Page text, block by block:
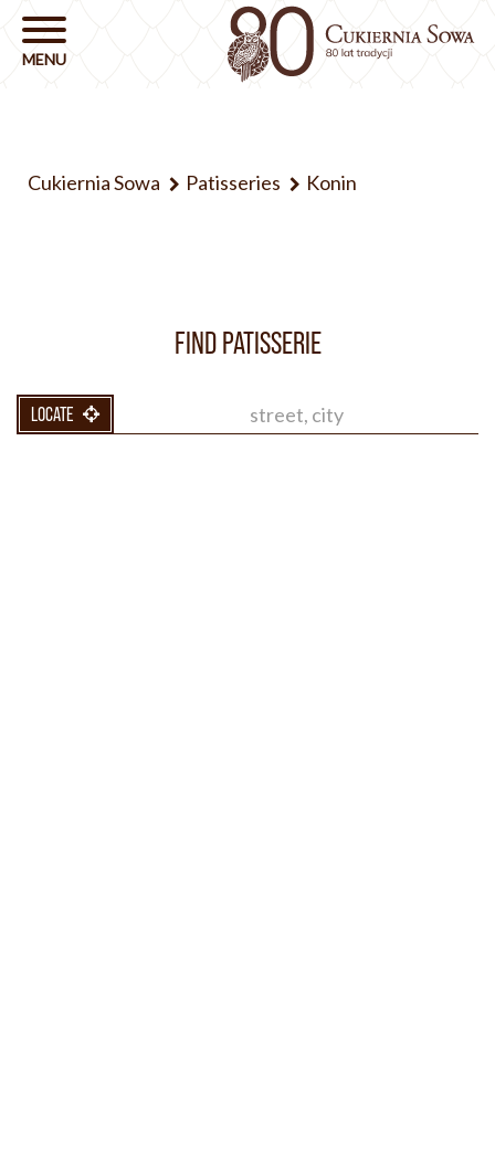
Cukiernia Sowa Patisseries Konin
FIND PATISSERIE
LOCATE